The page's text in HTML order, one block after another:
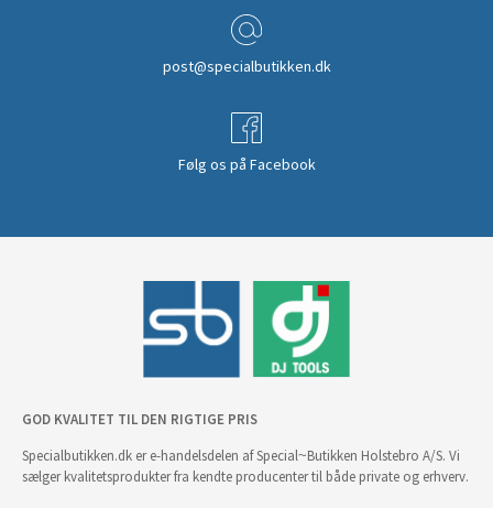
post@specialbutikken.dk
Følg os på Facebook
GOD KVALITET TIL DEN RIGTIGE PRIS
Specialbutikken.dk er e-handelsdelen af Special~Butikken Holstebro A/S. Vi
sælger kvalitetsprodukter fra kendte producenter til både private og erhverv.